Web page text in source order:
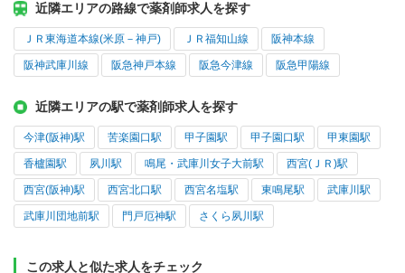
近隣エリアの路線で薬剤師求人を探す
ＪＲ東海道本線(米原－神戸) ＪＲ福知山線 阪神本線
阪神武庫川線 阪急神戸本線 阪急今津線 阪急甲陽線
近隣エリアの駅で薬剤師求人を探す
今津(阪神)駅 苦楽園口駅 甲子園駅 甲子園口駅 甲東園駅
香櫨園駅 夙川駅 鳴尾・武庫川女子大前駅 西宮(ＪＲ)駅
西宮(阪神)駅 西宮北口駅 西宮名塩駅 東鳴尾駅 武庫川駅
武庫川団地前駅 門戸厄神駅 さくら夙川駅
この求人と似た求人をチェック